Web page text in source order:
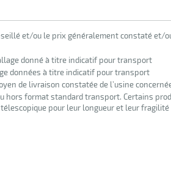
et/ou le prix généralement constaté et/
donné à titre indicatif pour transport
données à titre indicatif pour transport
de livraison constatée de l’usine
hors format standard transport. Certains
pour leur longueur et leur